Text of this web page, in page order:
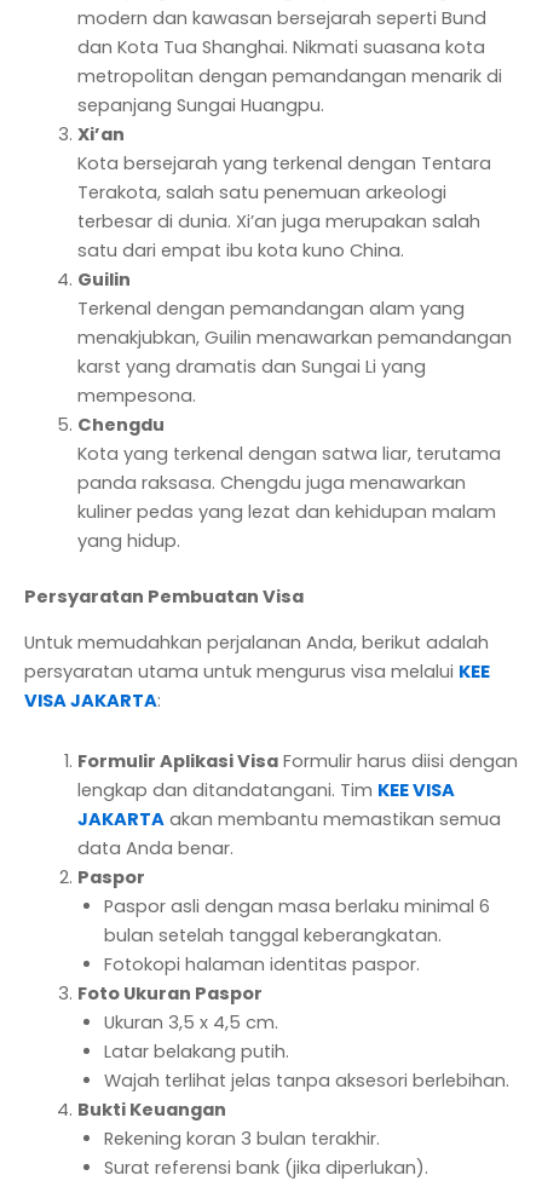
modern dan kawasan bersejarah seperti Bund
dan Kota Tua Shanghai. Nikmati suasana kota
metropolitan dengan pemandangan menarik di
sepanjang Sungai Huangpu.
Xi’an
Kota bersejarah yang terkenal dengan Tentara
Terakota, salah satu penemuan arkeologi
terbesar di dunia. Xi’an juga merupakan salah
satu dari empat ibu kota kuno China.
Guilin
Terkenal dengan pemandangan alam yang
menakjubkan, Guilin menawarkan pemandangan
karst yang dramatis dan Sungai Li yang
mempesona.
Chengdu
Kota yang terkenal dengan satwa liar, terutama
panda raksasa. Chengdu juga menawarkan
kuliner pedas yang lezat dan kehidupan malam
yang hidup.
Persyaratan Pembuatan Visa
Untuk memudahkan perjalanan Anda, berikut adalah
persyaratan utama untuk mengurus visa melalui KEE
VISA JAKARTA:
Formulir Aplikasi VisaFormulir harus diisi dengan
lengkap dan ditandatangani. Tim KEE VISA
JAKARTAakan membantu memastikan semua
data Anda benar.
Paspor
Paspor asli dengan masa berlaku minimal 6
bulan setelah tanggal keberangkatan.
Fotokopi halaman identitas paspor.
Foto Ukuran Paspor
Ukuran 3,5 x 4,5 cm.
Latar belakang putih.
Wajah terlihat jelas tanpa aksesori berlebihan.
Bukti Keuangan
Rekening koran 3 bulan terakhir.
Surat referensi bank (jika diperlukan).